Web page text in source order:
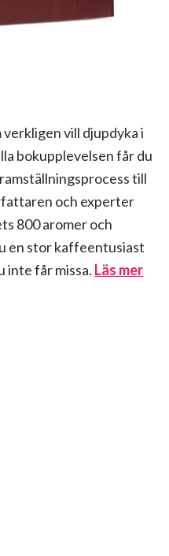
vill djupdyka i
bokupplevelsen får du
till
och experter
800 aromer och
en stor kaffeentusiast
inte får missa. Läs mer